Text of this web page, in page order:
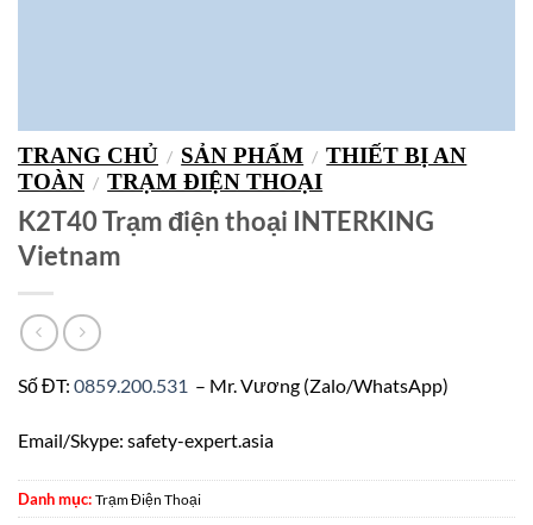
TRANG CHỦ / SẢN PHẨM / THIẾT BỊ AN
TOÀN / TRẠM ĐIỆN THOẠI
K2T40 Trạm điện thoại INTERKING
Vietnam
Số ĐT: 0859.200.531 – Mr. Vương (Zalo/WhatsApp)
Email/Skype: safety-expert.asia
Danh mục: Trạm Điện Thoại